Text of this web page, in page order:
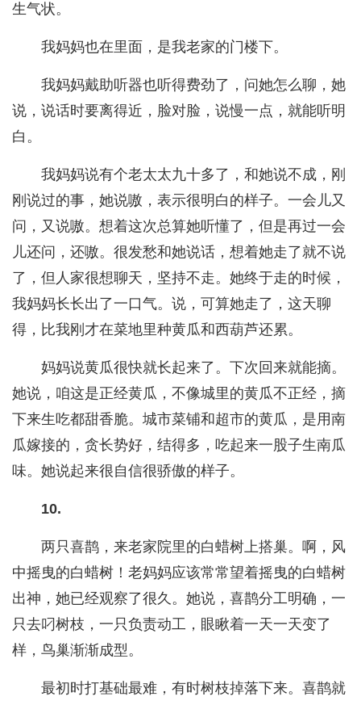
生气状。
我妈妈也在里面，是我老家的门楼下。
我妈妈戴助听器也听得费劲了，问她怎么聊，她
说，说话时要离得近，脸对脸，说慢一点，就能听明
白。
我妈妈说有个老太太九十多了，和她说不成，刚
刚说过的事，她说嗷，表示很明白的样子。一会儿又
问，又说嗷。想着这次总算她听懂了，但是再过一会
儿还问，还嗷。很发愁和她说话，想着她走了就不说
了，但人家很想聊天，坚持不走。她终于走的时候，
我妈妈长长出了一口气。说，可算她走了，这天聊
得，比我刚才在菜地里种黄瓜和西葫芦还累。
妈妈说黄瓜很快就长起来了。下次回来就能摘。
她说，咱这是正经黄瓜，不像城里的黄瓜不正经，摘
下来生吃都甜香脆。城市菜铺和超市的黄瓜，是用南
瓜嫁接的，贪长势好，结得多，吃起来一股子生南瓜
味。她说起来很自信很骄傲的样子。
10.
两只喜鹊，来老家院里的白蜡树上搭巢。啊，风
中摇曳的白蜡树！老妈妈应该常常望着摇曳的白蜡树
出神，她已经观察了很久。她说，喜鹊分工明确，一
只去叼树枝，一只负责动工，眼瞅着一天一天变了
样，鸟巢渐渐成型。
最初时打基础最难，有时树枝掉落下来。喜鹊就